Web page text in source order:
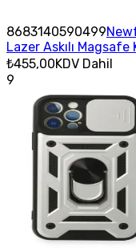
8683140590499
Lazer Askılı Magsafe
₺455,00KDV Dahil
9